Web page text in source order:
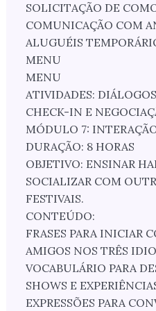
SOLICITAÇÃO DE
COMUNICAÇÃO COM
ALUGUÉIS
MENU
MENU
ATIVIDADES:
CHECK-IN E
MÓDULO 7:
DURAÇÃO: 8 HORAS
OBJETIVO: ENSINAR
SOCIALIZAR COM
FESTIVAIS.
CONTEÚDO:
FRASES PARA INICIAR
AMIGOS NOS TRÊS
VOCABULÁRIO PARA
SHOWS E
EXPRESSÕES PARA